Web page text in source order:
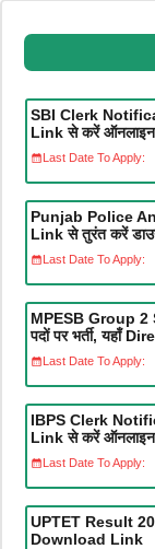
SBI Clerk
Link से करें
Last Date To Apply:
Punjab Police
Link से तुरंत करें
Last Date To Apply:
MPESB Group
पदों पर भर्ती, यहाँ
Last Date To Apply:
IBPS Clerk
Link से करें
Last Date To Apply:
UPTET Result
Download Link